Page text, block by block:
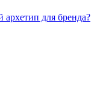
для бренда?